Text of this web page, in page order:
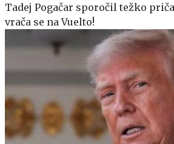
Tadej Pogačar sporočil težko
vrača se na Vuelto!